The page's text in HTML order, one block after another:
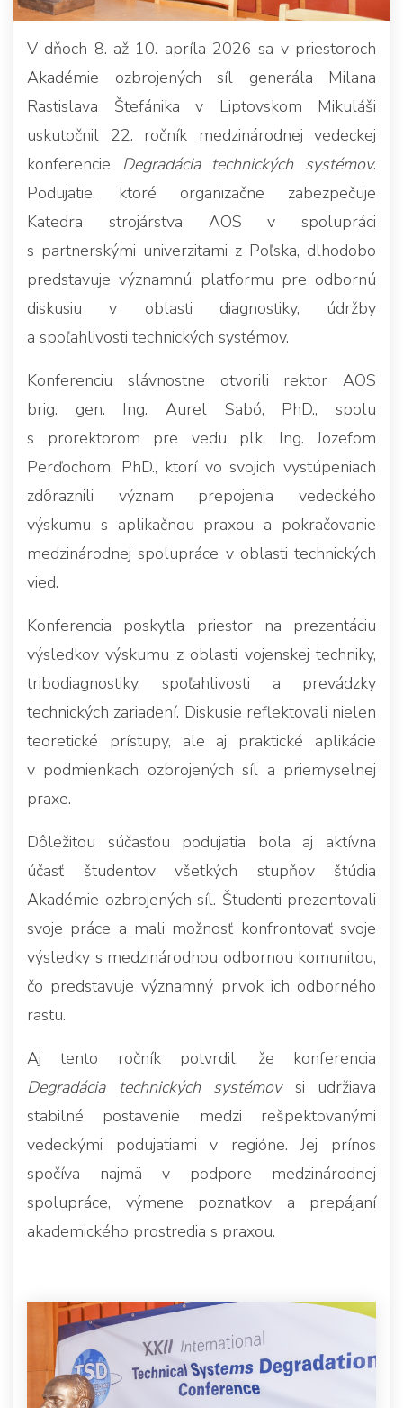
V dňoch 8. až 10. apríla 2026 sa v priestoroch
Akadémie ozbrojených síl generála Milana
Rastislava Štefánika v Liptovskom Mikuláši
uskutočnil 22. ročník medzinárodnej vedeckej
konferencie Degradácia technických systémov.
Podujatie, ktoré organizačne zabezpečuje
Katedra strojárstva AOS v spolupráci
s partnerskými univerzitami z Poľska, dlhodobo
predstavuje významnú platformu pre odbornú
diskusiu v oblasti diagnostiky, údržby
a spoľahlivosti technických systémov.
Konferenciu slávnostne otvorili rektor AOS
brig. gen. Ing. Aurel Sabó, PhD., spolu
s prorektorom pre vedu plk. Ing. Jozefom
Perďochom, PhD., ktorí vo svojich vystúpeniach
zdôraznili význam prepojenia vedeckého
výskumu s aplikačnou praxou a pokračovanie
medzinárodnej spolupráce v oblasti technických
vied.
Konferencia poskytla priestor na prezentáciu
výsledkov výskumu z oblasti vojenskej techniky,
tribodiagnostiky, spoľahlivosti a prevádzky
technických zariadení. Diskusie reflektovali nielen
teoretické prístupy, ale aj praktické aplikácie
v podmienkach ozbrojených síl a priemyselnej
praxe.
Dôležitou súčasťou podujatia bola aj aktívna
účasť študentov všetkých stupňov štúdia
Akadémie ozbrojených síl. Študenti prezentovali
svoje práce a mali možnosť konfrontovať svoje
výsledky s medzinárodnou odbornou komunitou,
čo predstavuje významný prvok ich odborného
rastu.
Aj tento ročník potvrdil, že konferencia
Degradácia technických systémovsi udržiava
stabilné postavenie medzi rešpektovanými
vedeckými podujatiami v regióne. Jej prínos
spočíva najmä v podpore medzinárodnej
spolupráce, výmene poznatkov a prepájaní
akademického prostredia s praxou.